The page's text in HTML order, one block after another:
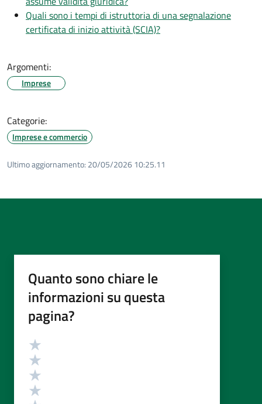
Quali sono i tempi di istruttoria di una segnalazione
certificata di inizio attività (SCIA)?
Argomenti:
Imprese
Categorie:
Imprese e commercio
Ultimo aggiornamento: 20/05/2026 10:25.11
Quanto sono chiare le
informazioni su questa
pagina?
Valutazione